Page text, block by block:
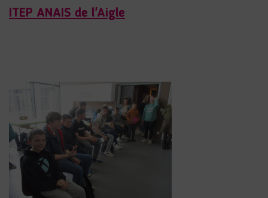
ITEP ANAIS de l'Aigle